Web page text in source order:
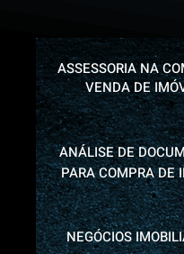
ASSESSORIA NA
VENDA DE
NEGÓCIOS
ANÁLISE DE
PARA COMPRA DE